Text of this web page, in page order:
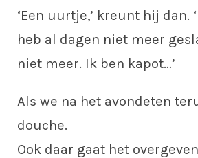
‘Een uurtje,’ kreunt hij
heb al dagen niet meer
niet meer. Ik ben kapot…’
Als we na het avondeten
douche.
Ook daar gaat het